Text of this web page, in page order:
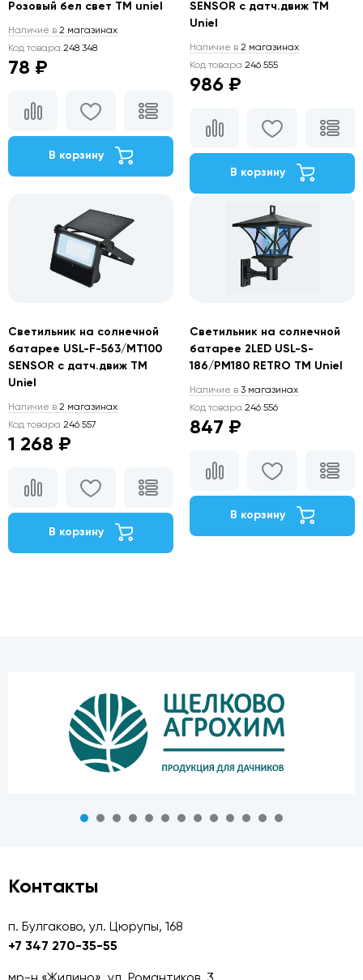
Розовый бел свет TM uniel
Наличие в 2 магазинах
Код товара 248 348
78 ₽
В корзину
SENSOR с датч.движ TM
Uniel
Наличие в 2 магазинах
Код товара 246 555
986 ₽
В корзину
Светильник на солнечной
батарее USL-F-563/MT100
SENSOR с датч.движ TM
Uniel
Наличие в 2 магазинах
Код товара 246 557
1 268 ₽
В корзину
Светильник на солнечной
батарее 2LED USL-S-
186/PM180 RETRO TM Uniel
Наличие в 3 магазинах
Код товара 246 556
847 ₽
В корзину
Контакты
п. Булгаково, ул. Цюрупы, 168
+7 347 270-35-55